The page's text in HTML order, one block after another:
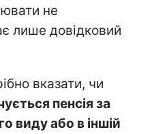
не
лише довідковий
вказати, чи
пенсія за
виду або в іншій